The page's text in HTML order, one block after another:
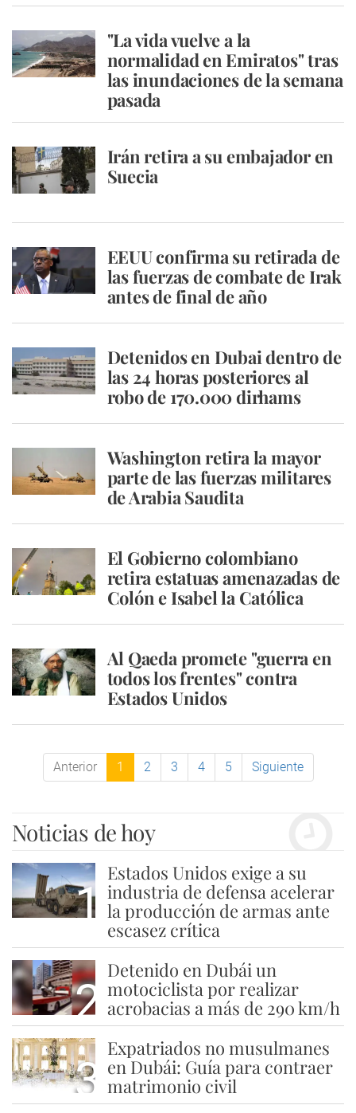
"La vida vuelve a la
normalidad en Emiratos" tras
las inundaciones de la semana
pasada
Irán retira a su embajador en
Suecia
EEUU confirma su retirada de
las fuerzas de combate de Irak
antes de final de año
Detenidos en Dubai dentro de
las 24 horas posteriores al
robo de 170.000 dirhams
Washington retira la mayor
parte de las fuerzas militares
de Arabia Saudita
El Gobierno colombiano
retira estatuas amenazadas de
Colón e Isabel la Católica
Al Qaeda promete "guerra en
todos los frentes" contra
Estados Unidos
Anterior 1 2 3 4 5 Siguiente
Noticias de hoy
1
Estados Unidos exige a su
industria de defensa acelerar
la producción de armas ante
escasez crítica
2
Detenido en Dubái un
motociclista por realizar
acrobacias a más de 290 km/h
3
Expatriados no musulmanes
en Dubái: Guía para contraer
matrimonio civil